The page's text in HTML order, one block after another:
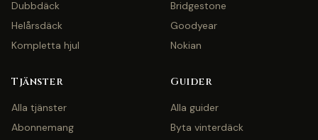
Dubbdäck
Helårsdäck
Kompletta hjul
Bridgestone
Goodyear
Nokian
Tjänster
Alla tjänster
Abonnemang
Guider
Alla guider
Byta vinterdäck